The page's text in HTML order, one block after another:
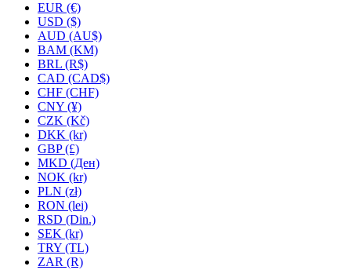
EUR (€)
USD ($)
AUD (AU$)
BAM (KM)
BRL (R$)
CAD (CAD$)
CHF (CHF)
CNY (¥)
CZK (Kč)
DKK (kr)
GBP (£)
MKD (Ден)
NOK (kr)
PLN (zł)
RON (lei)
RSD (Din.)
SEK (kr)
TRY (TL)
ZAR (R)